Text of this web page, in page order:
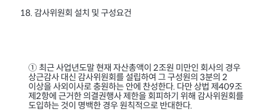
18. 감사위원회 설치 및 구성요건
① 최근 사업년도말 현재 자산총액이 2조원 미만인 회사의 경우
상근감사 대신 감사위원회를 설립하여 그 구성원의 3분의 2
이상을 사외이사로 충원하는 안에 찬성한다. 다만 상법 제 409조
제2항에 근거한 의결권행사 제한을 회피하기 위해 감사위원회를
도입하는 것이 명백한 경우 원칙적으로 반대한다.